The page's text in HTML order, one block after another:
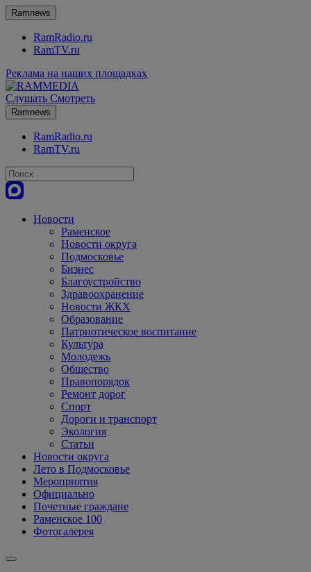
Ramnews
RamRadio.ru
RamTV.ru
Реклама на наших площадках
Слушать Смотреть
Ramnews
RamRadio.ru
RamTV.ru
Новости
Раменское
Новости округа
Подмосковье
Бизнес
Благоустройство
Здравоохранение
Новости ЖКХ
Образование
Патриотическое воспитание
Культура
Молодежь
Общество
Правопорядок
Ремонт дорог
Спорт
Дороги и транспорт
Экология
Статьи
Новости округа
Лето в Подмосковье
Мероприятия
Официально
Почетные граждане
Раменское 100
Фотогалерея